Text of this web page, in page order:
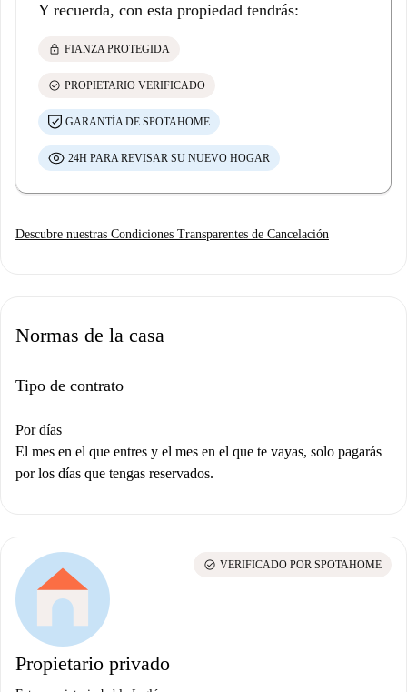
Y recuerda, con esta propiedad tendrás:
lock FIANZA PROTEGIDA
check_circle PROPIETARIO VERIFICADO
GARANTÍA DE SPOTAHOME
24H PARA REVISAR SU NUEVO HOGAR
Descubre nuestras Condiciones Transparentes de Cancelación
Normas de la casa
Tipo de contrato
Por días
El mes en el que entres y el mes en el que te vayas, solo pagarás
por los días que tengas reservados.
Propietario privado
check_circle VERIFICADO POR SPOTAHOME